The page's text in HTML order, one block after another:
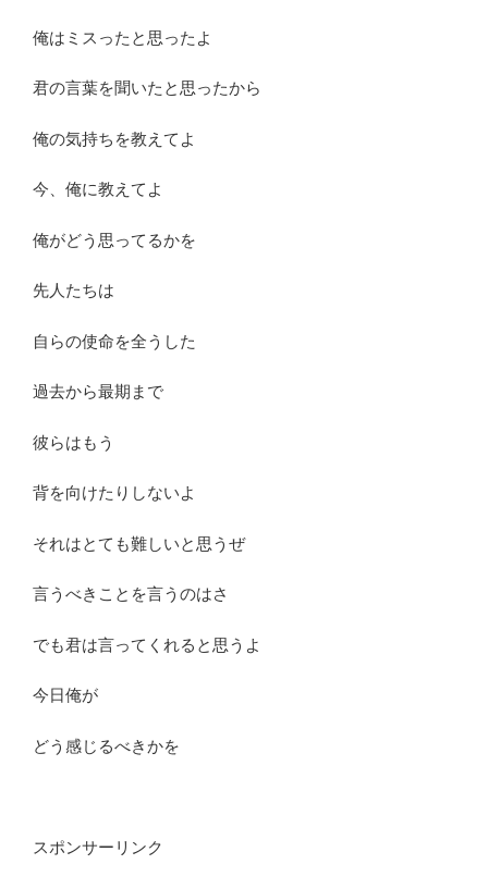
俺はミスったと思ったよ
君の言葉を聞いたと思ったから
俺の気持ちを教えてよ
今、俺に教えてよ
俺がどう思ってるかを
先人たちは
自らの使命を全うした
過去から最期まで
彼らはもう
背を向けたりしないよ
それはとても難しいと思うぜ
言うべきことを言うのはさ
でも君は言ってくれると思うよ
今日俺が
どう感じるべきかを
スポンサーリンク